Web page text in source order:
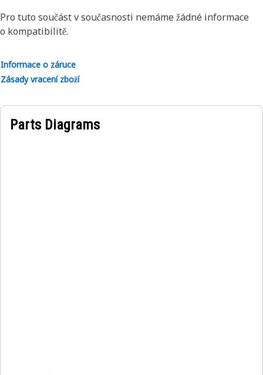
Pro tuto součást v současnosti nemáme žádné informace
o kompatibilitě.
Informace o záruce
Zásady vracení zboží
Parts Diagrams